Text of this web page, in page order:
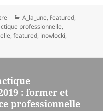
Catégories
A_la_une, Featured,
professionnelle,
,featured, inowlocki,
: former et
professionnelle